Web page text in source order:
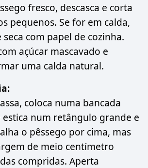
fresco, descasca e corta
pequenos. Se for em calda,
com papel de cozinha.
açúcar mascavado e
uma calda natural.
coloca numa bancada
num retângulo grande e
o pêssego por cima, mas
de meio centímetro
compridas. Aperta